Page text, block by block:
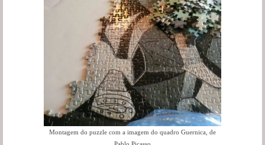
Montagem do puzzle com a imagem do quadro Guernica, de